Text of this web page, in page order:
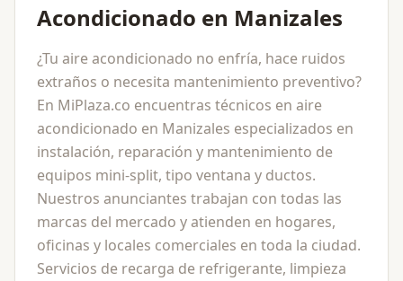
Acondicionado en Manizales
¿Tu aire acondicionado no enfría, hace ruidos
extraños o necesita mantenimiento preventivo?
En MiPlaza.co encuentras técnicos en aire
acondicionado en Manizales especializados en
instalación, reparación y mantenimiento de
equipos mini-split, tipo ventana y ductos.
Nuestros anunciantes trabajan con todas las
marcas del mercado y atienden en hogares,
oficinas y locales comerciales en toda la ciudad.
Servicios de recarga de refrigerante, limpieza